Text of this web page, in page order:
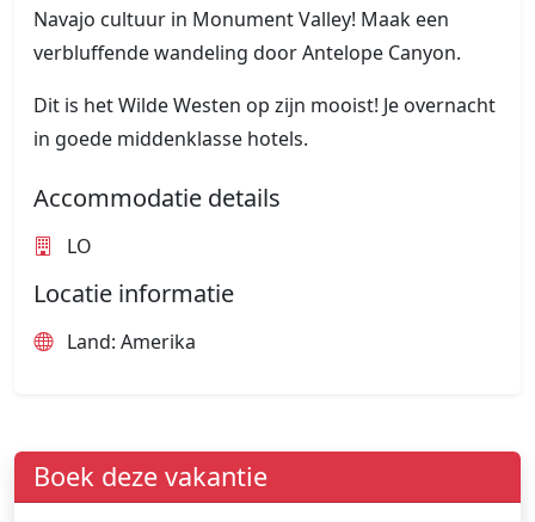
Navajo cultuur in Monument Valley! Maak een
verbluffende wandeling door Antelope Canyon.
Dit is het Wilde Westen op zijn mooist! Je overnacht
in goede middenklasse hotels.
Accommodatie details
LO
Locatie informatie
Land: Amerika
Boek deze vakantie